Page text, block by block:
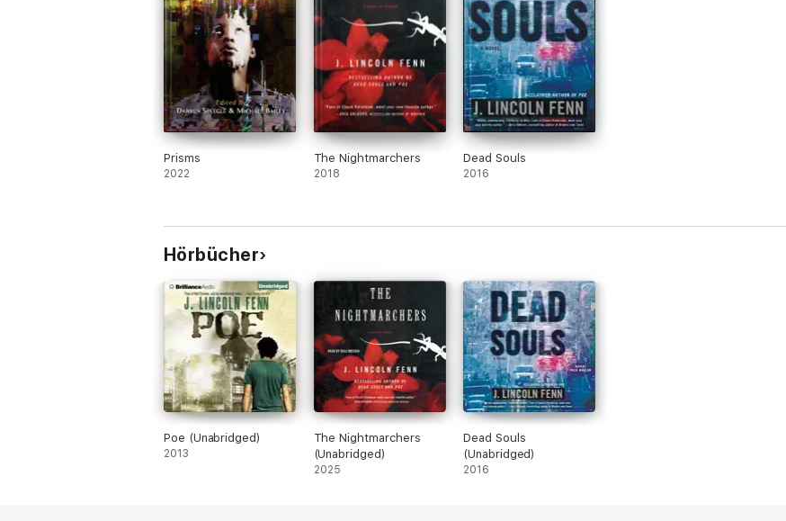
Prisms
2022
The Nightmarchers
2018
Dead Souls
2016
Hörbücher
Poe (Unabridged)
2013
The Nightmarchers
(Unabridged)
2025
Dead Souls
(Unabridged)
2016